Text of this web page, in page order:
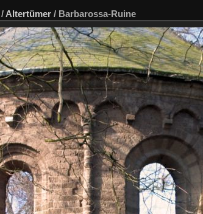
/ Altertümer / Barbarossa-Ruine